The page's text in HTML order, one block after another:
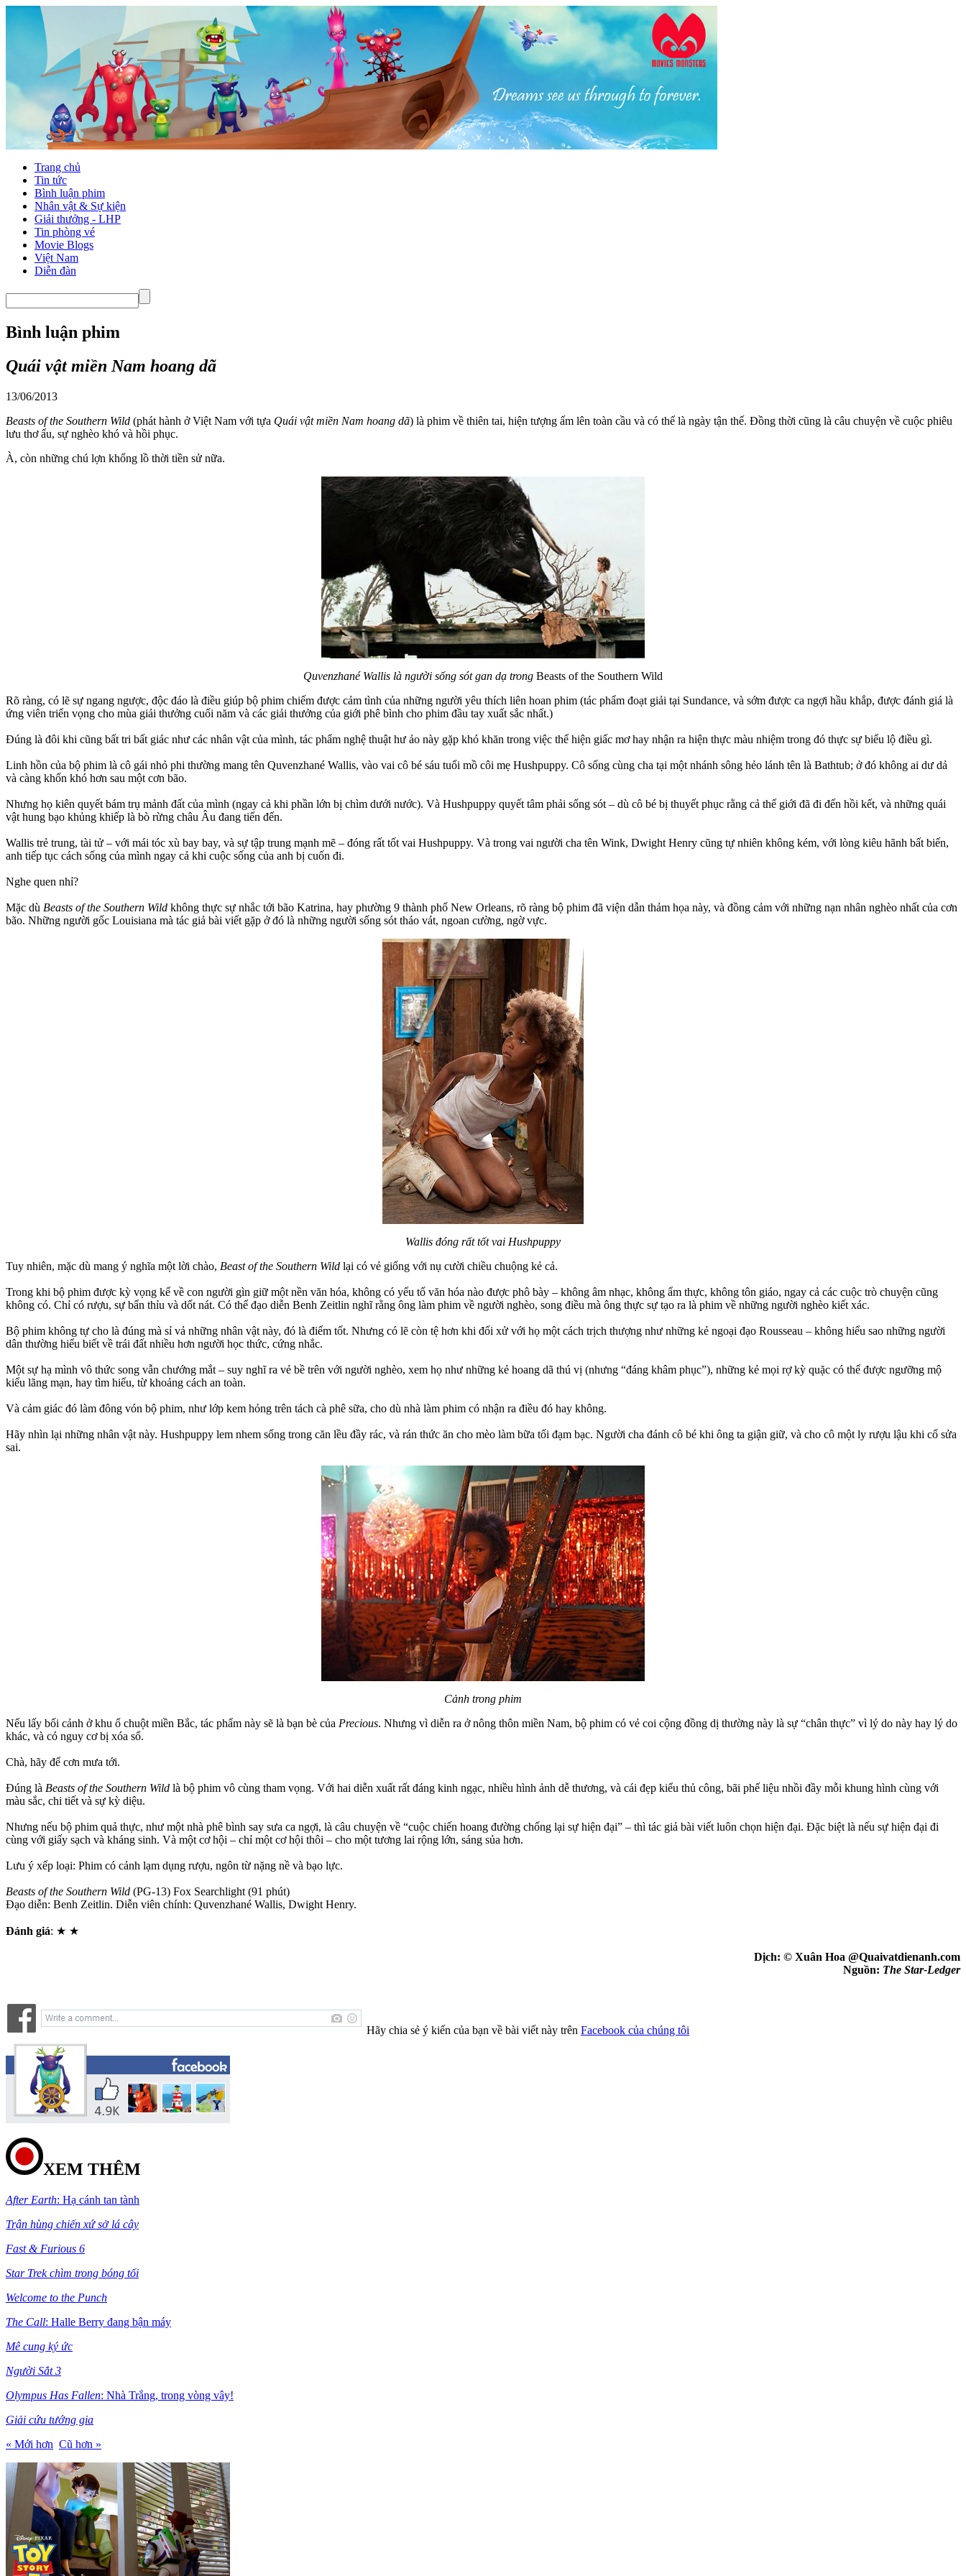
Trang chủ
Tin tức
Bình luận phim
Nhân vật & Sự kiện
Giải thưởng - LHP
Tin phòng vé
Movie Blogs
Việt Nam
Diễn đàn
Bình luận phim
Quái vật miền Nam hoang dã
13/06/2013
Beasts of the Southern Wild (phát hành ở Việt Nam với tựa Quái vật miền Nam hoang dã) là phim về thiên tai, hiện tượng ấm lên toàn cầu và có thể là ngày tận thế. Đồng thời cũng là câu chuyện về cuộc phiêu
lưu thơ ấu, sự nghèo khó và hồi phục.
À, còn những chú lợn khổng lồ thời tiền sử nữa.
Quvenzhané Wallis là người sống sót gan dạ trong Beasts of the Southern Wild
Rõ ràng, có lẽ sự ngang ngược, độc đáo là điều giúp bộ phim chiếm được cảm tình của những người yêu thích liên hoan phim (tác phẩm đoạt giải tại Sundance, và sớm được ca ngợi hầu khắp, được đánh giá là
ứng viên triển vọng cho mùa giải thưởng cuối năm và các giải thưởng của giới phê bình cho phim đầu tay xuất sắc nhất.)
Đúng là đôi khi cũng bất tri bất giác như các nhân vật của mình, tác phẩm nghệ thuật hư ảo này gặp khó khăn trong việc thể hiện giấc mơ hay nhận ra hiện thực màu nhiệm trong đó thực sự biểu lộ điều gì.
Linh hồn của bộ phim là cô gái nhỏ phi thường mang tên Quvenzhané Wallis, vào vai cô bé sáu tuổi mồ côi mẹ Hushpuppy. Cô sống cùng cha tại một nhánh sông hẻo lánh tên là Bathtub; ở đó không ai dư dả
và càng khốn khó hơn sau một cơn bão.
Nhưng họ kiên quyết bám trụ mảnh đất của mình (ngay cả khi phần lớn bị chìm dưới nước). Và Hushpuppy quyết tâm phải sống sót – dù cô bé bị thuyết phục rằng cả thế giới đã đi đến hồi kết, và những quái
vật hung bạo khủng khiếp là bò rừng châu Âu đang tiến đến.
Wallis trẻ trung, tài tử – với mái tóc xù bay bay, và sự tập trung mạnh mẽ – đóng rất tốt vai Hushpuppy. Và trong vai người cha tên Wink, Dwight Henry cũng tự nhiên không kém, với lòng kiêu hãnh bất biến,
anh tiếp tục cách sống của mình ngay cả khi cuộc sống của anh bị cuốn đi.
Nghe quen nhỉ?
Mặc dù Beasts of the Southern Wild không thực sự nhắc tới bão Katrina, hay phường 9 thành phố New Orleans, rõ ràng bộ phim đã viện dẫn thảm họa này, và đồng cảm với những nạn nhân nghèo nhất của cơn
bão. Những người gốc Louisiana mà tác giả bài viết gặp ở đó là những người sống sót tháo vát, ngoan cường, ngờ vực.
Wallis đóng rất tốt vai Hushpuppy
Tuy nhiên, mặc dù mang ý nghĩa một lời chào, Beast of the Southern Wild lại có vẻ giống với nụ cười chiều chuộng kẻ cả.
Trong khi bộ phim được kỳ vọng kể về con người gìn giữ một nền văn hóa, không có yếu tố văn hóa nào được phô bày – không âm nhạc, không ẩm thực, không tôn giáo, ngay cả các cuộc trò chuyện cũng
không có. Chỉ có rượu, sự bẩn thỉu và dốt nát. Có thể đạo diễn Benh Zeitlin nghĩ rằng ông làm phim về người nghèo, song điều mà ông thực sự tạo ra là phim về những người nghèo kiết xác.
Bộ phim không tự cho là đúng mà sỉ vả những nhân vật này, đó là điểm tốt. Nhưng có lẽ còn tệ hơn khi đối xử với họ một cách trịch thượng như những kẻ ngoại đạo Rousseau – không hiểu sao những người
dân thường hiểu biết về trái đất nhiều hơn người học thức, cứng nhắc.
Một sự hạ mình vô thức song vẫn chướng mắt – suy nghĩ ra vẻ bề trên với người nghèo, xem họ như những kẻ hoang dã thú vị (nhưng “đáng khâm phục”), những kẻ mọi rợ kỳ quặc có thể được ngưỡng mộ
kiểu lãng mạn, hay tìm hiểu, từ khoảng cách an toàn.
Và cảm giác đó làm đông vón bộ phim, như lớp kem hỏng trên tách cà phê sữa, cho dù nhà làm phim có nhận ra điều đó hay không.
Hãy nhìn lại những nhân vật này. Hushpuppy lem nhem sống trong căn lều đầy rác, và rán thức ăn cho mèo làm bữa tối đạm bạc. Người cha đánh cô bé khi ông ta giận giữ, và cho cô một ly rượu lậu khi cố sửa
sai.
Cảnh trong phim
Nếu lấy bối cảnh ở khu ổ chuột miền Bắc, tác phẩm này sẽ là bạn bè của Precious. Nhưng vì diễn ra ở nông thôn miền Nam, bộ phim có vẻ coi cộng đồng dị thường này là sự “chân thực” vì lý do này hay lý do
khác, và có nguy cơ bị xóa sổ.
Chà, hãy để cơn mưa tới.
Đúng là Beasts of the Southern Wild là bộ phim vô cùng tham vọng. Với hai diễn xuất rất đáng kinh ngạc, nhiều hình ảnh dễ thương, và cái đẹp kiểu thủ công, bãi phế liệu nhồi đầy mỗi khung hình cùng với
màu sắc, chi tiết và sự kỳ diệu.
Nhưng nếu bộ phim quả thực, như một nhà phê bình say sưa ca ngợi, là câu chuyện về “cuộc chiến hoang đường chống lại sự hiện đại” – thì tác giả bài viết luôn chọn hiện đại. Đặc biệt là nếu sự hiện đại đi
cùng với giấy sạch và kháng sinh. Và một cơ hội – chỉ một cơ hội thôi – cho một tương lai rộng lớn, sáng sủa hơn.
Lưu ý xếp loại: Phim có cảnh lạm dụng rượu, ngôn từ nặng nề và bạo lực.
Beasts of the Southern Wild (PG-13) Fox Searchlight (91 phút)
Đạo diễn: Benh Zeitlin. Diễn viên chính: Quvenzhané Wallis, Dwight Henry.
Đánh giá: ★ ★
Dịch: © Xuân Hoa @Quaivatdienanh.com
Nguồn: The Star-Ledger
Hãy chia sẻ ý kiến của bạn về bài viết này trên Facebook của chúng tôi
XEM THÊM
After Earth: Hạ cánh tan tành
Trận hùng chiến xứ sở lá cây
Fast & Furious 6
Star Trek chìm trong bóng tối
Welcome to the Punch
The Call: Halle Berry đang bận máy
Mê cung ký ức
Người Sắt 3
Olympus Has Fallen: Nhà Trắng, trong vòng vây!
Giải cứu tướng gia
« Mới hơn Cũ hơn »